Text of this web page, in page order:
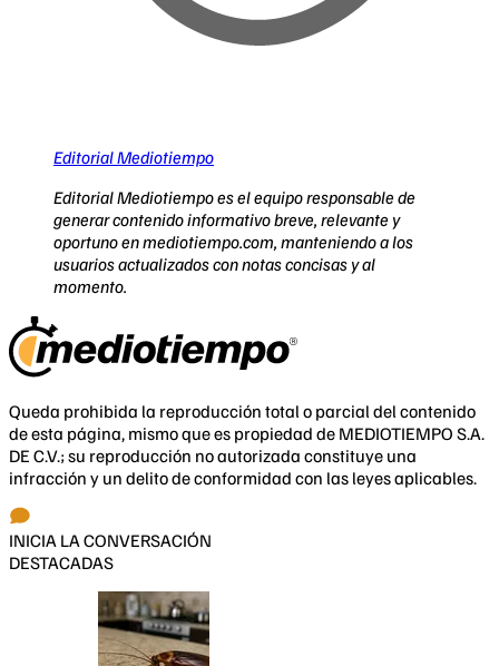
Editorial Mediotiempo
Editorial Mediotiempo es el equipo responsable de
generar contenido informativo breve, relevante y
oportuno en mediotiempo.com, manteniendo a los
usuarios actualizados con notas concisas y al
momento.
Queda prohibida la reproducción total o parcial del contenido
de esta página, mismo que es propiedad de MEDIOTIEMPO S.A.
DE C.V.; su reproducción no autorizada constituye una
infracción y un delito de conformidad con las leyes aplicables.
INICIA LA CONVERSACIÓN
DESTACADAS